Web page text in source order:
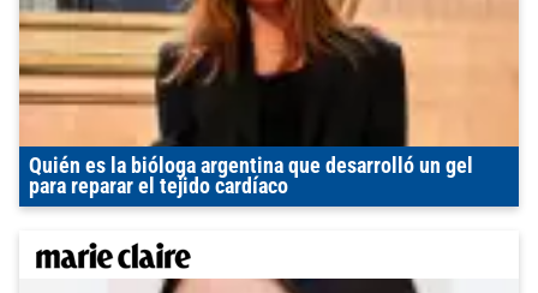
Quién es la bióloga argentina que desarrolló un gel
para reparar el tejido cardíaco